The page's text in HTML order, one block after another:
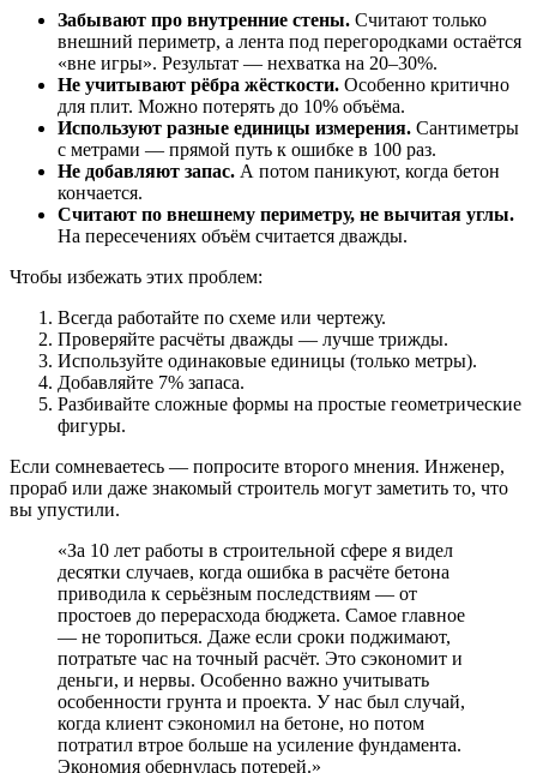
Забывают про внутренние стены. Считают только
внешний периметр, а лента под перегородками остаётся
«вне игры». Результат — нехватка на 20–30%.
Не учитывают рёбра жёсткости. Особенно критично
для плит. Можно потерять до 10% объёма.
Используют разные единицы измерения. Сантиметры
с метрами — прямой путь к ошибке в 100 раз.
Не добавляют запас. А потом паникуют, когда бетон
кончается.
Считают по внешнему периметру, не вычитая углы.
На пересечениях объём считается дважды.
Чтобы избежать этих проблем:
Всегда работайте по схеме или чертежу.
Проверяйте расчёты дважды — лучше трижды.
Используйте одинаковые единицы (только метры).
Добавляйте 7% запаса.
Разбивайте сложные формы на простые геометрические
фигуры.
Если сомневаетесь — попросите второго мнения. Инженер,
прораб или даже знакомый строитель могут заметить то, что
вы упустили.
«За 10 лет работы в строительной сфере я видел
десятки случаев, когда ошибка в расчёте бетона
приводила к серьёзным последствиям — от
простоев до перерасхода бюджета. Самое главное
— не торопиться. Даже если сроки поджимают,
потратьте час на точный расчёт. Это сэкономит и
деньги, и нервы. Особенно важно учитывать
особенности грунта и проекта. У нас был случай,
когда клиент сэкономил на бетоне, но потом
потратил втрое больше на усиление фундамента.
Экономия обернулась потерей.»